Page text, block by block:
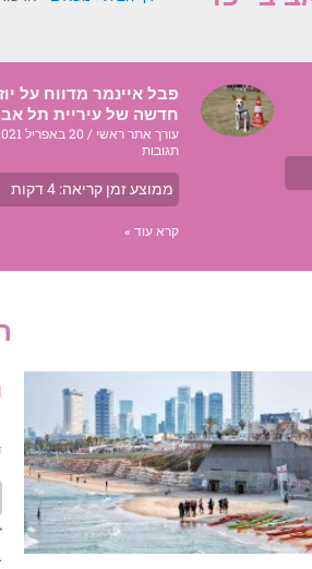
פבל איינמר מדווח על
חדשה של עיריית תל
עורך אתר ראשי
תגובות
ממוצע זמן קריאה: 4 דקות
קרא עוד »